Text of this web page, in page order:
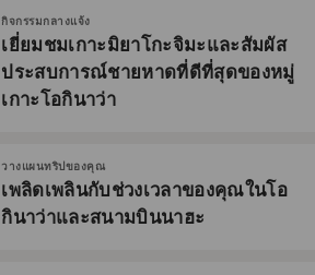
กิจกรรมกลางแจ้ง
เยี่ยมชมเกาะมิยาโกะจิมะและสัมผัส
ประสบการณ์ชายหาดที่ดีที่สุดของหมู่
เกาะโอกินาว่า
วางแผนทริปของคุณ
เพลิดเพลินกับช่วงเวลาของคุณในโอ
กินาว่าและสนามบินนาฮะ